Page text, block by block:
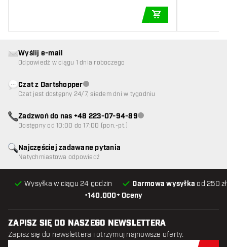
•140.000+ Oceny
Wysyłka w ciągu 24 godzin Darmowa wysyłka od 250
Najczęściej zadawane pytania
Natychmiastowa odpowiedź
Wyślij e-mail
Odpowiedź w ciągu 1 dnia roboczego
Czat z DartshopperObsługa klienta niedostępna
Czat jest dostępny 24/7, siedem dni w tygodniu
Zadzwoń do nas +48 223-07-94-89Obsługa klienta niedostępna
Dostępny od 10:00 do 17:00 (pon.-pt.)
ZAPISZ SIĘ DO NASZEGO NEWSLETTERA
Zapisz się do newslettera i otrzymuj najnowsze oferty.